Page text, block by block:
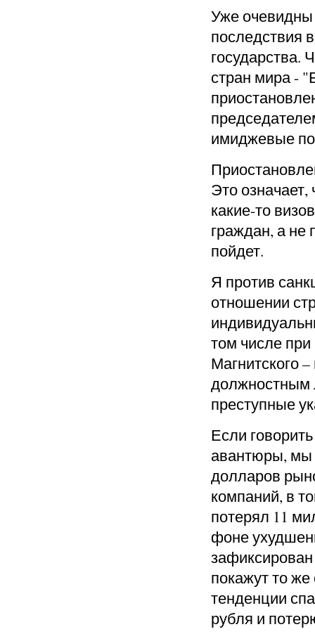
Уже очевидны
последствия
государства.
стран мира -
имиджевые
Это
какие-то
граждан, а не
пойдет.
Я против
отношении
том числе
Магнитского
должностным
преступные
Если
авантюры, мы
долларов
компаний, в
потерял 11
фоне
покажут то
тенденции
рубля и